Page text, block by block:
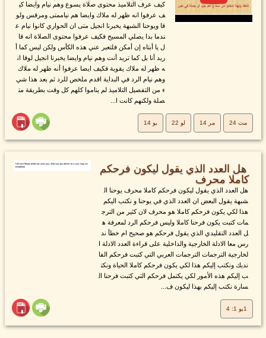
كيف عرف التلاميذ محتوى صلاة يسوع وهم نيام وايضا كي
ف عرفوا انه ظهر له ملاك وايضا هم نياممتى ومرقس ولو
قا ويوحنا الشبهة يخبرنا انجيل متى ان الحواري كانوا نيام ع
ندما بدا يصلي المسيح فكيف عرفوا محتوى الصلاة انه قا
ل يا أبتاه إن أمكن فلتعبر عني هذه الكأس ولكن ليس كما أ
ريد أنا بل كما تريد أنت وهم نيام وايضا يخبرنا انجيل لوقا ان
ه ظهر له ملاك يقوية فكيف ايضا عرفوا أنه ظهر له ملاك
وهم نيام الرد في البداية اقدم ملخص للرد ثم بعد هذا شي
ء من التفصيل التلاميذ لم يناموا كلهم كل وقت بطريقة مت
صلة ولكنهم كانت ا...
مت 24 مر 14 لو 22 يو 14
هل العدد الذي يقول ليكون فرحكم
كاملا محرف
هل العدد الذي يقول ليكون فرحكم كاملا محرف يوحنا ال
شبهة يقول البعض ان العدد الذي في يوحنا و نكتب اليكم
هذا لكي يكون فرحكم كاملا هو محرف لان كثير من الترج
مات كتبت يكون فرحنا كاملا وليس فرحكم الرد لمعرفة ه
ل العدد التقليدي الذي يقول فرحكم هو صحيح ام خطأ ند
رس معا الادلة الخارجية والداخلية على قراءة العدد الادلة ا
لخارجية الترجمات الترجمات العربي التي كتبت فرحكم الفا
نديك ونكتب إليكم هذا لكي يكون فرحكم كاملا الحياة ونكت
ب إليكم هذه الأمور لكي يكتمل فرحكم التي كتبت فرحنا ال
سارة نكتب إليكم بهذا ليكون ف...
1يو 1: 4